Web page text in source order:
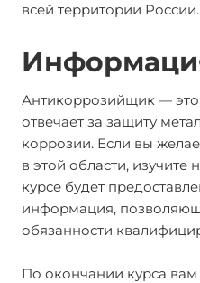
всей территории России.
Антикоррозийщик — это
отвечает за защиту
коррозии. Если вы
в этой области,
курсе будет
информация,
обязанности
По окончании курса